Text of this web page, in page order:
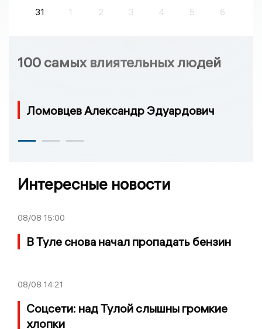
31
1 2 3 4 5 6
100 самых влиятельных людей
Ломовцев Александр Эдуардович
Интересные новости
08/08 15:00
В Туле снова начал пропадать бензин
08/08 14:21
Соцсети: над Тулой слышны громкие
хлопки